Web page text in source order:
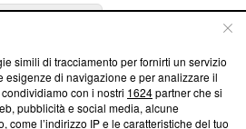
trasparenti su Blasting
editoriali e su come ci impegniamo a
afferma la nostra aderenza a
simili di tracciamento per fornirti un servizio
esigenze di navigazione e per analizzare il
con i nostri 1624partner che si
pubblicità e social media, alcune
come l’indirizzo IP e le caratteristiche del tuo